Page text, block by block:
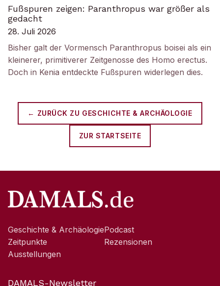
Fußspuren zeigen: Paranthropus war größer als
gedacht
28. Juli 2026
Bisher galt der Vormensch Paranthropus boisei als ein
kleinerer, primitiverer Zeitgenosse des Homo erectus.
Doch in Kenia entdeckte Fußspuren widerlegen dies.
← ZURÜCK ZU GESCHICHTE & ARCHÄOLOGIE
ZUR STARTSEITE
Geschichte & Archäologie
Zeitpunkte
Ausstellungen
Podcast
Rezensionen
DAMALS-Newsletter